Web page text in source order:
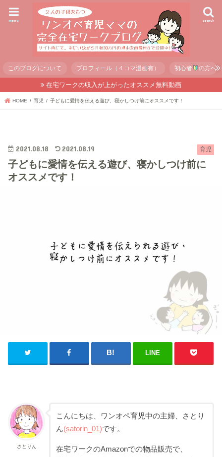
search
menu
このブログについて プロフィール（４コマ漫画有） 初心者 の方へ
在宅ワークの収入が上がったオススメ無料動画
HOME 育児 子どもに愛情を伝える遊び、寝かしつけ前にオススメです！
育児
2021.08.18 2021.08.19
子どもに愛情を伝える遊び、寝かしつけ前に
オススメです！
LINE
さとりん
こんにちは、ワンオペ育児中の主婦、さとり
ん(satorin_01)です。
在宅ワークのAmazonでの物品販売で、